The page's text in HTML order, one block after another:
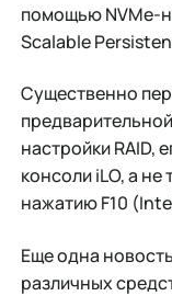
помощью NVMe-
Scalable
Существенно
настройки RAID,
консоли iLO, а не
нажатию F10
Еще одна
различных